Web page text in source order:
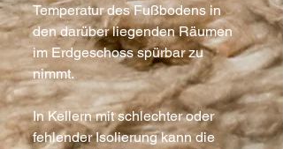
Temperatur des Fußbodens in
den darüber liegenden Räumen
im Erdgeschoss spürbar zu
nimmt.
In Kellern mit schlechter oder
fehlender Isolierung kann die